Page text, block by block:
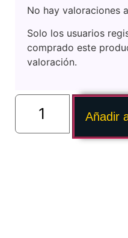
No hay valoraciones
Solo los usuarios
comprado este
valoración.
Añadir